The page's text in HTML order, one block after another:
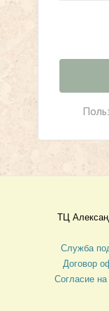
ТЦ
Служба
Договор
Согласие на